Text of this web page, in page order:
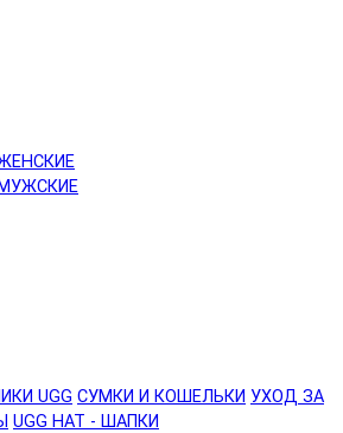
UGG СУМКИ И КОШЕЛЬКИ УХОД ЗА
UGG HAT - ШАПКИ